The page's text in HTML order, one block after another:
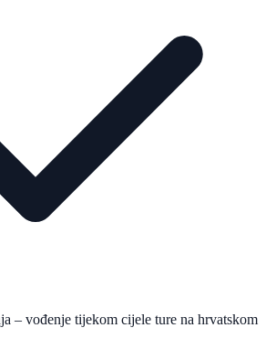
– vođenje tijekom cijele ture na hrvatskom